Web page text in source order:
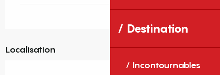
Destination
Incontournables
Localisation